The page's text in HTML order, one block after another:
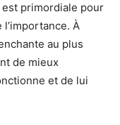
primordiale pour
À
au plus
de mieux
et de lui